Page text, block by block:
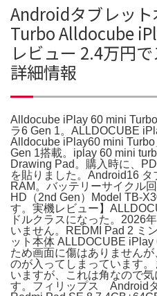
Androidタブレッ
Turbo Alldocube
レビュー 2.4万円
詳細情報
Alldocube iPlay 60 mini
ラ6 Gen 1。ALLDOCUBE
Alldocube iPlay60 mini
Gen 1搭載。iplay 60 mini
Drawing Pad。購入時に、
を貼りました。Android16
RAM。バッテリーサイクル
HD（2nd Gen）Model TB-
す。実機レビュー】
ドルクラスになった。2026
いません。REDMI Pad 2 ミ
ット本体 ALLDOCUBE
ため画面に傷はありません
のが入ってしまっています
いますが、これは角なので
す。フィリップス Android